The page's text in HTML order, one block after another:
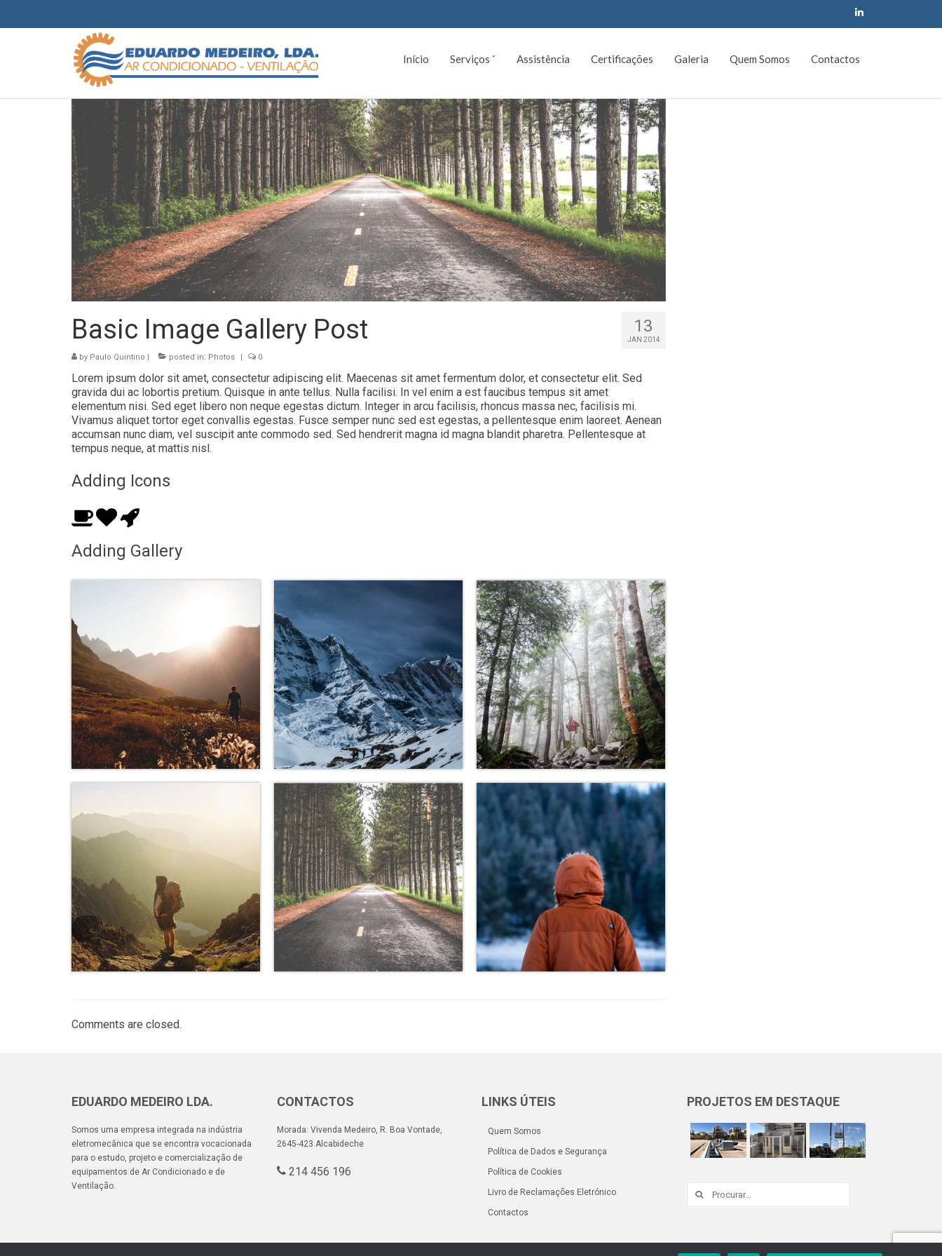
Início Serviços ˇ Assistência Certificações Galeria Quem Somos Contactos
13
JAN 2014
Basic Image Gallery Post
by Paulo Quintino | posted in: Photos | 0
Lorem ipsum dolor sit amet, consectetur adipiscing elit. Maecenas sit amet fermentum dolor, et consectetur elit. Sed
gravida dui ac lobortis pretium. Quisque in ante tellus. Nulla facilisi. In vel enim a est faucibus tempus sit amet
elementum nisi. Sed eget libero non neque egestas dictum. Integer in arcu facilisis, rhoncus massa nec, facilisis mi.
Vivamus aliquet tortor eget convallis egestas. Fusce semper nunc sed est egestas, a pellentesque enim laoreet. Aenean
accumsan nunc diam, vel suscipit ante commodo sed. Sed hendrerit magna id magna blandit pharetra. Pellentesque at
tempus neque, at mattis nisl.
Adding Icons
Adding Gallery
Comments are closed.
EDUARDO MEDEIRO LDA.
Somos uma empresa integrada na indústria
eletromecânica que se encontra vocacionada
para o estudo, projeto e comercialização de
equipamentos de Ar Condicionado e de
Ventilação.
CONTACTOS
Morada: Vivenda Medeiro, R. Boa Vontade,
2645-423 Alcabideche
214 456 196
LINKS ÚTEIS
Quem Somos
Política de Dados e Segurança
Política de Cookies
Livro de Reclamações Eletrónico
Contactos
PROJETOS EM DESTAQUE
Procurar